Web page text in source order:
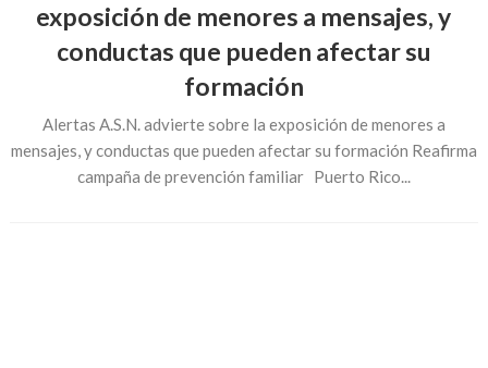
exposición de menores a mensajes, y
conductas que pueden afectar su
formación
Alertas A.S.N. advierte sobre la exposición de menores a
mensajes, y conductas que pueden afectar su formación Reafirma
campaña de prevención familiar Puerto Rico...